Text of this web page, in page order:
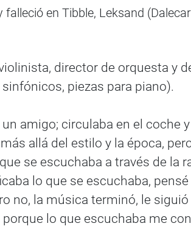
en Tibble, Leksand
director de orquesta y
piezas para piano).
amigo; circulaba en el coche
allá del estilo y la época,
se escuchaba a través de la
lo que se escuchaba,
no, la música terminó, le
lo que escuchaba me